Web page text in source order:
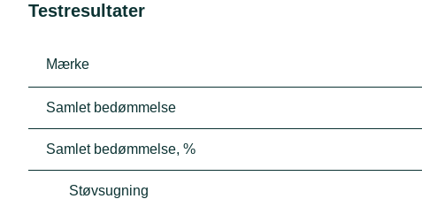
Testresultater
Mærke
Samlet bedømmelse
Samlet bedømmelse, %
Støvsugning